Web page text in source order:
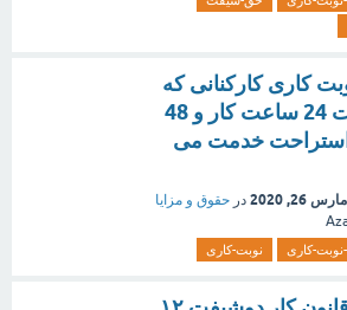
کاری کارکنانی که
به صورت 24 ساعت کار و 48
خدمت می
مارس 26, 2020 در حقوق و مزایا
نوبت-کاری نوبت-کاری